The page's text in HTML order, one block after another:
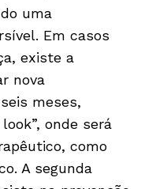
uma
Em casos
existe a
nova
meses,
onde será
como
A segunda